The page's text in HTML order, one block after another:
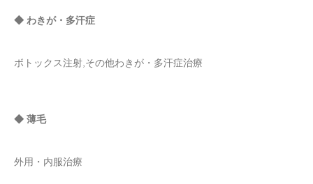
◆ わきが・多汗症
ボトックス注射,その他わきが・多汗症治療
◆ 薄毛
外用・内服治療